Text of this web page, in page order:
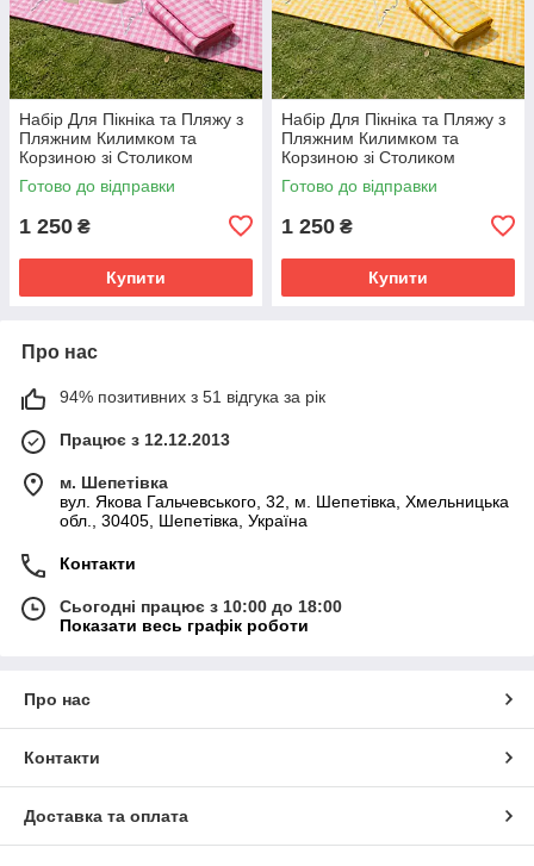
Набір Для Пікніка та Пляжу з
Пляжним Килимком та
Корзиною зі Столиком
Готово до відправки
1 250 ₴
Купити
Набір Для Пікніка та Пляжу з
Пляжним Килимком та
Корзиною зі Столиком
Готово до відправки
1 250 ₴
Купити
Про нас
94% позитивних з 51 відгука за рік
Працює з 12.12.2013
м. Шепетівка
вул. Якова Гальчевського, 32, м. Шепетівка, Хмельницька
обл., 30405, Шепетівка, Україна
Контакти
Сьогодні працює з 10:00 до 18:00
Показати весь графік роботи
Про нас
Контакти
Доставка та оплата